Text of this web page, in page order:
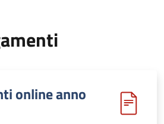
online anno